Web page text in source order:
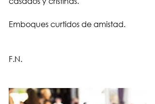
Emboques curtidos de amistad.
F.N.